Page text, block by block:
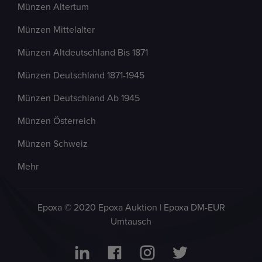
Münzen Altertum
Münzen Mittelalter
Münzen Altdeutschland Bis 1871
Münzen Deutschland 1871-1945
Münzen Deutschland Ab 1945
Münzen Österreich
Münzen Schweiz
Mehr
Epoxa © 2020 Epoxa Auktion | Epoxa DM-EUR
Umtausch